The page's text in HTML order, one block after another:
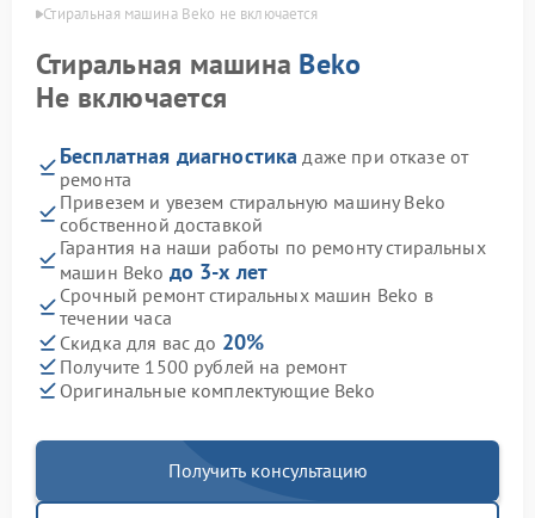
Стиральная машина Beko не включается
Стиральная машина Beko
Не включается
Бесплатная диагностика даже при отказе от
ремонта
Привезем и увезем стиральную машину Beko
собственной доставкой
Гарантия на наши работы по ремонту стиральных
машин Beko до 3-х лет
Срочный ремонт стиральных машин Beko в
течении часа
Скидка для вас до 20%
Получите 1500 рублей на ремонт
Оригинальные комплектующие Beko
Получить консультацию